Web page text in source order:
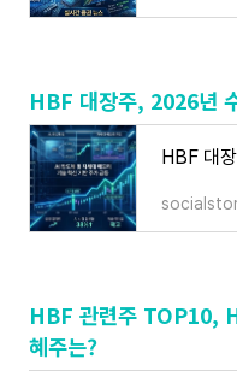
HBF 대장주, 2026년
HBF 관련주 TOP10,
혜주는?